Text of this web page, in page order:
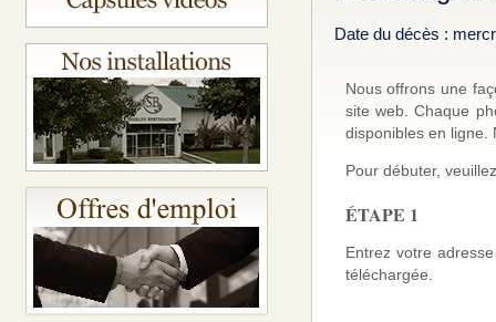
Date du décès :
Nous offrons une
site web. Chaque
disponibles en ligne.
Pour débuter,
ÉTAPE 1
Entrez votre
téléchargée.